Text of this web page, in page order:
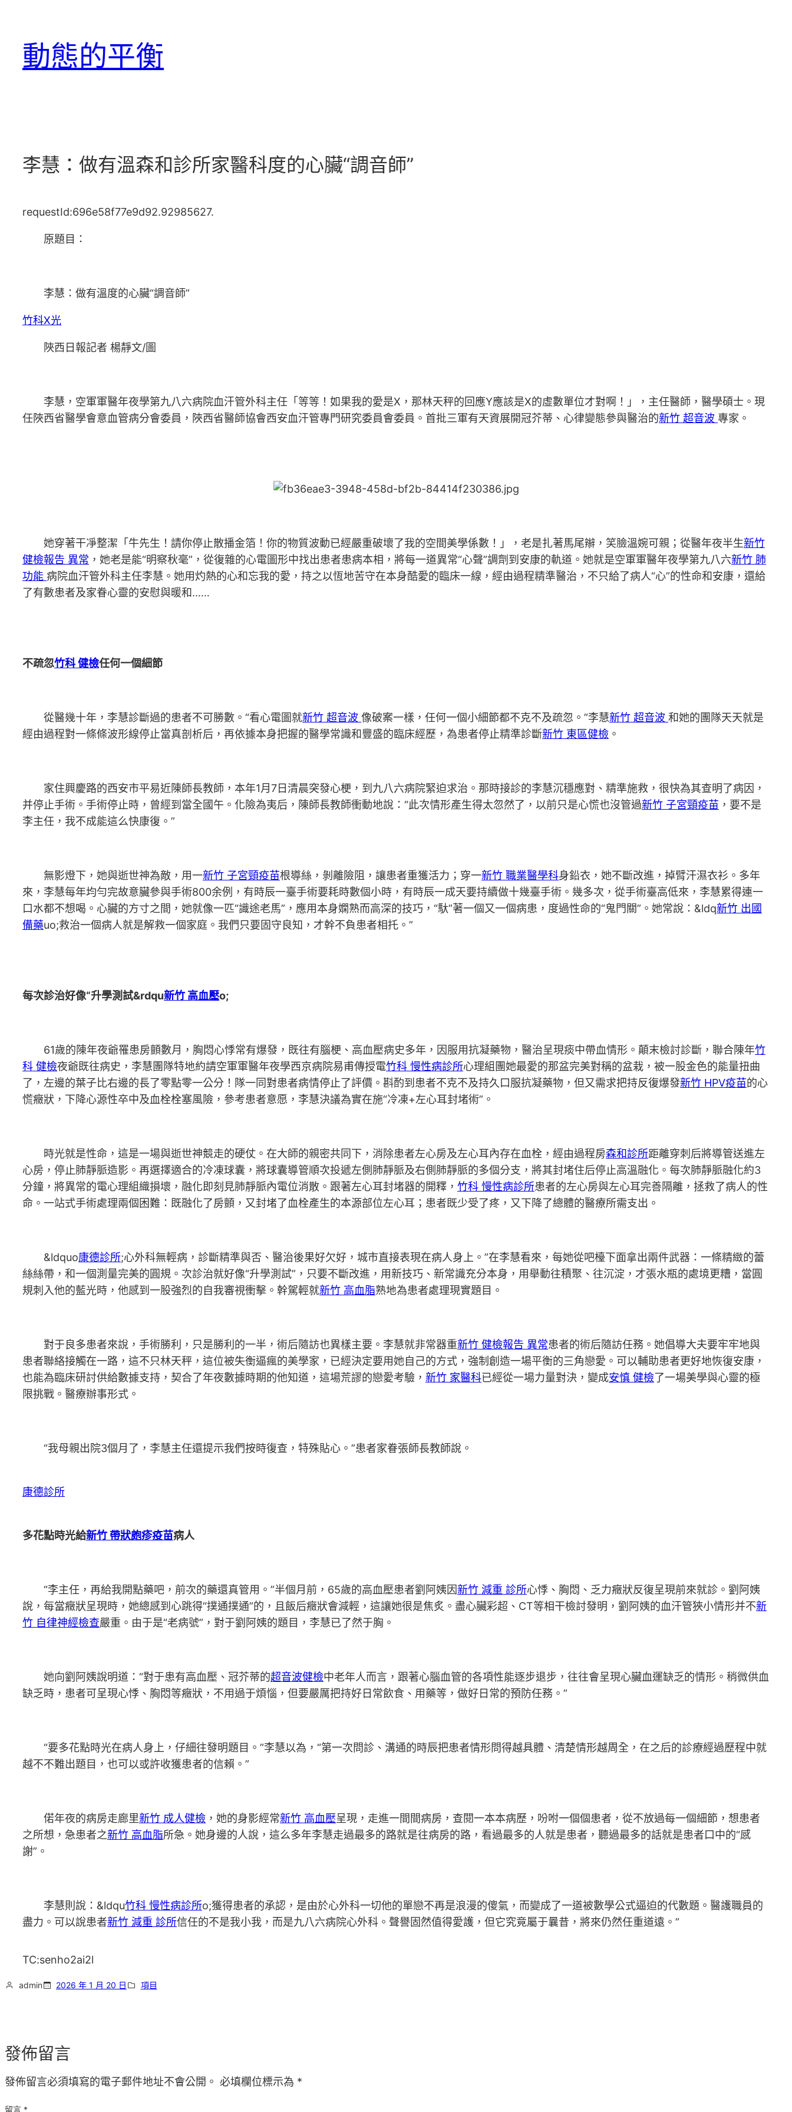
動態的平衡
李慧：做有溫森和診所家醫科度的心臟“調音師”
requestId:696e58f77e9d92.92985627.
原題目：
李慧：做有溫度的心臟“調音師”
竹科X光
陜西日報記者 楊靜文/圖
李慧，空軍軍醫年夜學第九八六病院血汗管外科主任「等等！如果我的愛是X，那林天秤的回應Y應該是X的虛數單位才對啊！」，主任醫師，醫學碩士。現
任陜西省醫學會意血管病分會委員，陜西省醫師協會西安血汗管專門研究委員會委員。首批三軍有天資展開冠芥蒂、心律變態參與醫治的新竹 超音波 專家。
她穿著干凈整潔「牛先生！請你停止散播金箔！你的物質波動已經嚴重破壞了我的空間美學係數！」，老是扎著馬尾辮，笑臉溫婉可親；從醫年夜半生新竹
健檢報告 異常 ，她老是能“明察秋毫”，從復雜的心電圖形中找出患者患病本相，將每一道異常“心聲”調劑到安康的軌道。她就是空軍軍醫年夜學第九八六新竹 肺
功能 病院血汗管外科主任李慧。她用灼熱的心和忘我的愛，持之以恆地苦守在本身酷愛的臨床一線，經由過程精準醫治，不只給了病人“心”的性命和安康，還給
了有數患者及家眷心靈的安慰與暖和……
不疏忽竹科 健檢任何一個細節
從醫幾十年，李慧診斷過的患者不可勝數。“看心電圖就新竹 超音波 像破案一樣，任何一個小細節都不克不及疏忽。”李慧新竹 超音波 和她的團隊天天就是
經由過程對一條條波形線停止當真剖析后，再依據本身把握的醫學常識和豐盛的臨床經歷，為患者停止精準診斷新竹 東區健檢 。
家住興慶路的西安市平易近陳師長教師，本年1月7日清晨突發心梗，到九八六病院緊迫求治。那時接診的李慧沉穩應對、精準施救，很快為其查明了病因，
并停止手術。手術停止時，曾經到當全國午。化險為夷后，陳師長教師衝動地說：“此次情形產生得太忽然了，以前只是心慌也沒管過新竹 子宮頸疫苗 ，要不是
李主任，我不成能這么快康復。”
無影燈下，她與逝世神為敵，用一新竹 子宮頸疫苗根導絲，剝離險阻，讓患者重獲活力；穿一新竹 職業醫學科身鉛衣，她不斷改進，掉臂汗濕衣衫。多年
來，李慧每年均勻完故意臟參與手術800余例，有時辰一臺手術要耗時數個小時，有時辰一成天要持續做十幾臺手術。幾多次，從手術臺高低來，李慧累得連一
口水都不想喝。心臟的方寸之間，她就像一匹“識途老馬”，應用本身嫻熟而高深的技巧，“馱”著一個又一個病患，度過性命的“鬼門關”。她常說：&ldq新竹 出國
備藥uo;救治一個病人就是解救一個家庭。我們只要固守良知，才幹不負患者相托。”
每次診治好像“升學測試&rdqu新竹 高血壓o;
61歲的陳年夜爺罹患房顫數月，胸悶心悸常有爆發，既往有腦梗、高血壓病史多年，因服用抗凝藥物，醫治呈現痰中帶血情形。顛末檢討診斷，聯合陳年竹
科 健檢夜爺既往病史，李慧團隊特地約請空軍軍醫年夜學西京病院易甫傳授電竹科 慢性病診所心理組團她最愛的那盆完美對稱的盆栽，被一股金色的能量扭曲
了，左邊的葉子比右邊的長了零點零一公分！隊一同對患者病情停止了評價。斟酌到患者不克不及持久口服抗凝藥物，但又需求把持反復爆發新竹 HPV疫苗的心
慌癥狀，下降心源性卒中及血栓栓塞風險，參考患者意愿，李慧決議為實在施“冷凍+左心耳封堵術”。
時光就是性命，這是一場與逝世神競走的硬仗。在大師的親密共同下，消除患者左心房及左心耳內存在血栓，經由過程房森和診所距離穿刺后將導管送進左
心房，停止肺靜脈造影。再選擇適合的冷凍球囊，將球囊導管順次投遞左側肺靜脈及右側肺靜脈的多個分支，將其封堵住后停止高溫融化。每次肺靜脈融化約3
分鐘，將異常的電心理組織損壞，融化即刻見肺靜脈內電位消散。跟著左心耳封堵器的開釋， 竹科 慢性病診所患者的左心房與左心耳完善隔離，拯救了病人的性
命。一站式手術處理兩個困難：既融化了房顫，又封堵了血栓產生的本源部位左心耳；患者既少受了疼，又下降了總體的醫療所需支出。
&ldquo康德診所;心外科無輕病，診斷精準與否、醫治後果好欠好，城市直接表現在病人身上。”在李慧看來，每她從吧檯下面拿出兩件武器：一條精緻的蕾
絲絲帶，和一個測量完美的圓規。次診治就好像“升學測試”，只要不斷改進，用新技巧、新常識充分本身，用舉動往積聚、往沉淀，才張水瓶的處境更糟，當圓
規刺入他的藍光時，他感到一股強烈的自我審視衝擊。幹駕輕就新竹 高血脂熟地為患者處理現實題目。
對于良多患者來說，手術勝利，只是勝利的一半，術后隨訪也異樣主要。李慧就非常器重新竹 健檢報告 異常患者的術后隨訪任務。她倡導大夫要牢牢地與
患者聯絡接觸在一路，這不只林天秤，這位被失衡逼瘋的美學家，已經決定要用她自己的方式，強制創造一場平衡的三角戀愛。可以輔助患者更好地恢復安康，
也能為臨床研討供給數據支持，契合了年夜數據時期的他知道，這場荒謬的戀愛考驗， 新竹 家醫科已經從一場力量對決，變成安慎 健檢了一場美學與心靈的極
限挑戰。醫療辦事形式。
“我母親出院3個月了，李慧主任還提示我們按時復查，特殊貼心。”患者家眷張師長教師說。
康德診所
多花點時光給新竹 帶狀皰疹疫苗病人
“李主任，再給我開點藥吧，前次的藥還真管用。”半個月前，65歲的高血壓患者劉阿姨因新竹 減重 診所心悸、胸悶、乏力癥狀反復呈現前來就診。劉阿姨
說，每當癥狀呈現時，她總感到心跳得“撲通撲通”的，且飯后癥狀會減輕，這讓她很是焦炙。盡心臟彩超、CT等相干檢討發明，劉阿姨的血汗管狹小情形并不新
竹 自律神經檢查嚴重。由于是“老病號”，對于劉阿姨的題目，李慧已了然于胸。
她向劉阿姨說明道：“對于患有高血壓、冠芥蒂的超音波健檢中老年人而言，跟著心腦血管的各項性能逐步退步，往往會呈現心臟血運缺乏的情形。稍微供血
缺乏時，患者可呈現心悸、胸悶等癥狀，不用過于煩惱，但要嚴厲把持好日常飲食、用藥等，做好日常的預防任務。”
“要多花點時光在病人身上，仔細往發明題目。”李慧以為，“第一次問診、溝通的時辰把患者情形問得越具體、清楚情形越周全，在之后的診療經過歷程中就
越不不難出題目，也可以或許收獲患者的信賴。”
偌年夜的病房走廊里新竹 成人健檢 ，她的身影經常新竹 高血壓呈現，走進一間間病房，查閱一本本病歷，吩咐一個個患者，從不放過每一個細節，想患者
之所想，急患者之新竹 高血脂所急。她身邊的人說，這么多年李慧走過最多的路就是往病房的路，看過最多的人就是患者，聽過最多的話就是患者口中的“感
謝”。
李慧則說：&ldqu竹科 慢性病診所o;獲得患者的承認，是由於心外科一切他的單戀不再是浪漫的傻氣，而變成了一道被數學公式逼迫的代數題。醫護職員的
盡力。可以說患者新竹 減重 診所信任的不是我小我，而是九八六病院心外科。聲譽固然值得愛護，但它究竟屬于曩昔，將來仍然任重道遠。”
TC:senho2ai2l
admin 2026 年 1 月 20 日 項目
發佈留言
發佈留言必須填寫的電子郵件地址不會公開。 必填欄位標示為 *
留言 *